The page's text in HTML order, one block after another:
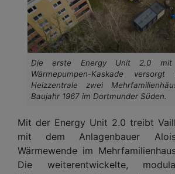
Die erste Energy Unit 2.0 mit
Wärmepumpen-Kaskade
Heizzentrale zwei
Baujahr 1967 im Dortmunder Süden.
Mit der Energy Unit 2.0 treibt
mit dem Anlagenbauer
Wärmewende im
Die weiterentwickelte,